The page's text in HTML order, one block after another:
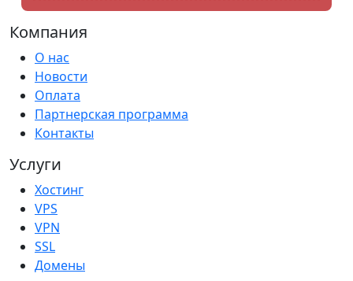
Компания
О нас
Новости
Оплата
Партнерская программа
Контакты
Услуги
Хостинг
VPS
VPN
SSL
Домены